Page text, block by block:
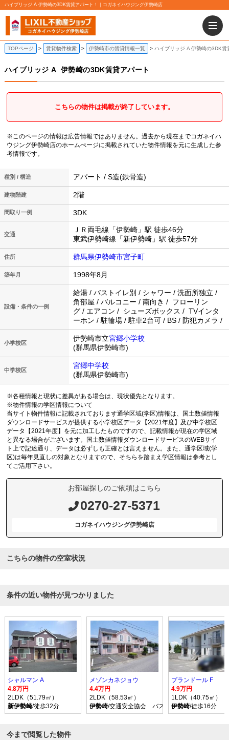
ハイブリッジ A 伊勢崎の3DK賃貸アパート！｜コガネイハウジング伊勢崎店
TOPページ 賃貸物件検索 伊勢崎市の賃貸情報一覧 ハイブリッジ A 伊勢崎の3DK賃
ハイブリッジ A 伊勢崎の3DK賃貸アパート
こちらの物件は掲載が終了しています。
※このページの情報は広告情報ではありません。過去から現在までコガネイハ
ウジング伊勢崎店のホームぺージに掲載されていた物件情報を元に生成した参
考情報です。
種別 / 構造 アパート / S造(鉄骨造)
建物階建 2階
間取り一例 3DK
交通
ＪＲ両毛線「伊勢崎」駅 徒歩46分
東武伊勢崎線「新伊勢崎」駅 徒歩57分
住所 群馬県伊勢崎市宮子町
築年月 1998年8月
設備・条件の一例
給湯 / バストイレ別 / シャワー / 洗面所独立 /
角部屋 / バルコニー / 南向き / フローリン
グ / エアコン / シューズボックス / TVインタ
ーホン / 駐輪場 / 駐車2台可 / BS / 防犯カメラ /
小学校区
伊勢崎市立宮郷小学校
(群馬県伊勢崎市)
中学校区
宮郷中学校
(群馬県伊勢崎市)
※各種情報と現状に差異がある場合は、現状優先となります。
※物件情報の学区情報について
当サイト物件情報に記載されております通学区域(学区)情報は、国土数値情報
ダウンロードサービスが提供する小学校区データ【2021年度】及び中学校区
データ【2021年度】を元に加工したものですので、記載情報が現在の学区域
と異なる場合がございます。国土数値情報ダウンロードサービスのWEBサイ
ト上で記述通り、データは必ずしも正確とは言えません。また、通学区域(学
区)は毎年見直しの対象となりますので、そちらを踏まえ学区情報は参考とし
てご活用下さい。
お部屋探しのご依頼はこちら
0270-27-5371
コガネイハウジング伊勢崎店
こちらの物件の空室状況
条件の近い物件が見つかりました
シャルマン A
4.8万円
2LDK（51.79㎡）
新伊勢崎/徒歩32分
メゾンカネジョウ
4.4万円
2LDK（58.53㎡）
伊勢崎/交通安全協会 バス乗車時間15分 停歩6
プランドール F
4.9万円
1LDK（40.75㎡）
伊勢崎/徒歩16分
今まで閲覧した物件